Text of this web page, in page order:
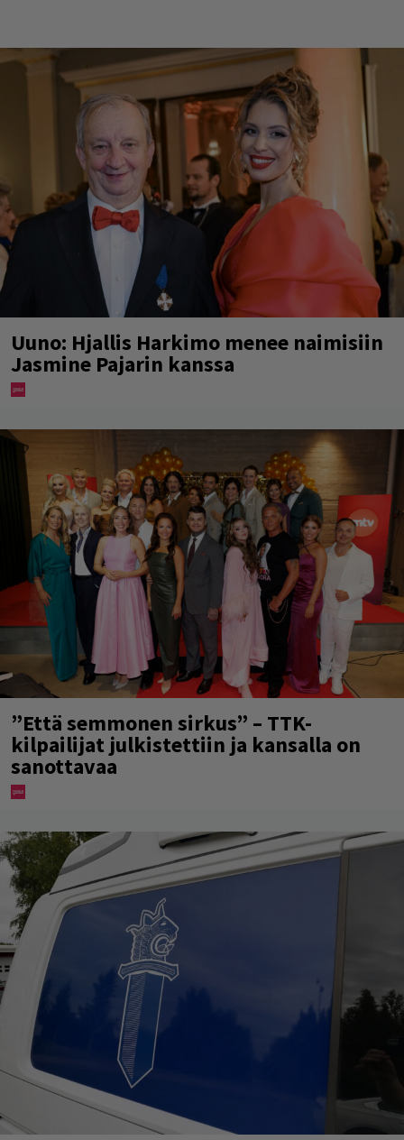
Uuno: Hjallis Harkimo menee naimisiin
Jasmine Pajarin kanssa
”Että semmonen sirkus” – TTK-
kilpailijat julkistettiin ja kansalla on
sanottavaa